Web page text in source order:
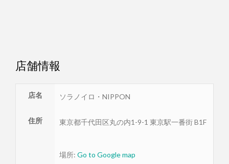
店舗情報
店名 ソラノイロ・NIPPON
住所 東京都千代田区丸の内1-9-1 東京駅一番街 B1F
場所: Go to Google map